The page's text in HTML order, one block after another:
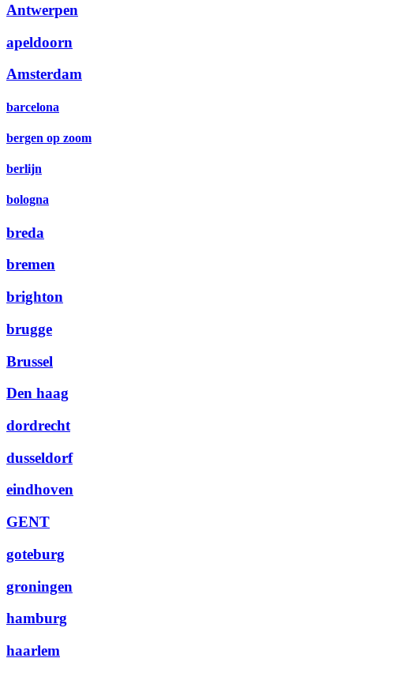
Antwerpen
apeldoorn
Amsterdam
barcelona
bergen op zoom
berlijn
bologna
breda
bremen
brighton
brugge
Brussel
Den haag
dordrecht
dusseldorf
eindhoven
GENT
goteburg
groningen
hamburg
haarlem